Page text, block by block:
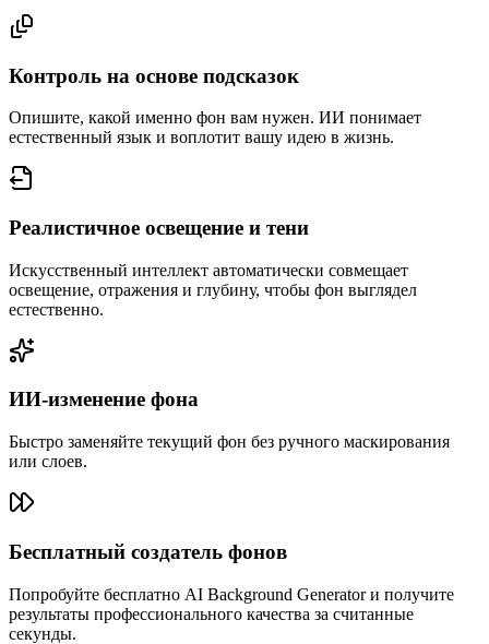
Контроль на основе подсказок
Опишите, какой именно фон вам нужен. ИИ понимает
естественный язык и воплотит вашу идею в жизнь.
Реалистичное освещение и тени
Искусственный интеллект автоматически совмещает
освещение, отражения и глубину, чтобы фон выглядел
естественно.
ИИ-изменение фона
Быстро заменяйте текущий фон без ручного маскирования
или слоев.
Бесплатный создатель фонов
Попробуйте бесплатно AI Background Generator и получите
результаты профессионального качества за считанные
секунды.